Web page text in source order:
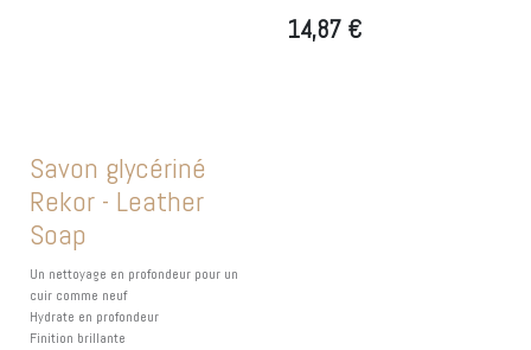
14,87€
Savon glycériné
Rekor - Leather
Soap
Un nettoyage en profondeur pour un
cuir comme neuf
Hydrate en profondeur
Finition brillante